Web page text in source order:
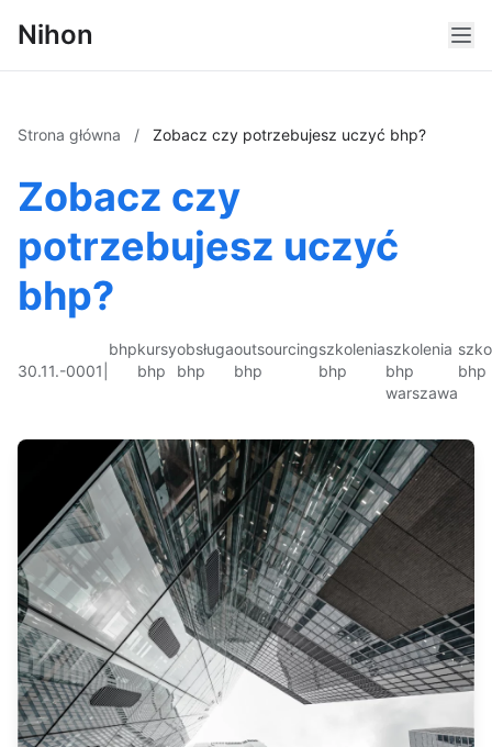
Nihon
Strona główna / Zobacz czy potrzebujesz uczyć bhp?
Zobacz czy
potrzebujesz uczyć
bhp?
30.11.-0001
bhpkursy
bhp
obsługa
bhp
outsourcing
bhp
szkolenia
bhp
szkolenia
bhp
warszawa
bhp